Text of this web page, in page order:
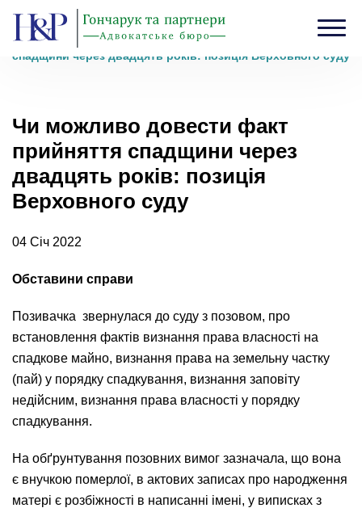
Головна Блог›Чи можливо довести факт прийняття
спадщини через двадцять років: позиція Верховного суду
Чи можливо довести факт
прийняття спадщини через
двадцять років: позиція
Верховного суду
04 Січ 2022
Обставини справи
Позивачка звернулася до суду з позовом, про
встановлення фактів визнання права власності на
спадкове майно, визнання права на земельну частку
(пай) у порядку спадкування, визнання заповіту
недійсним, визнання права власності у порядку
спадкування.
На обґрунтування позовних вимог зазначала, що вона
є внучкою померлої, в актових записах про народження
матері є розбіжності в написанні імені, у виписках з